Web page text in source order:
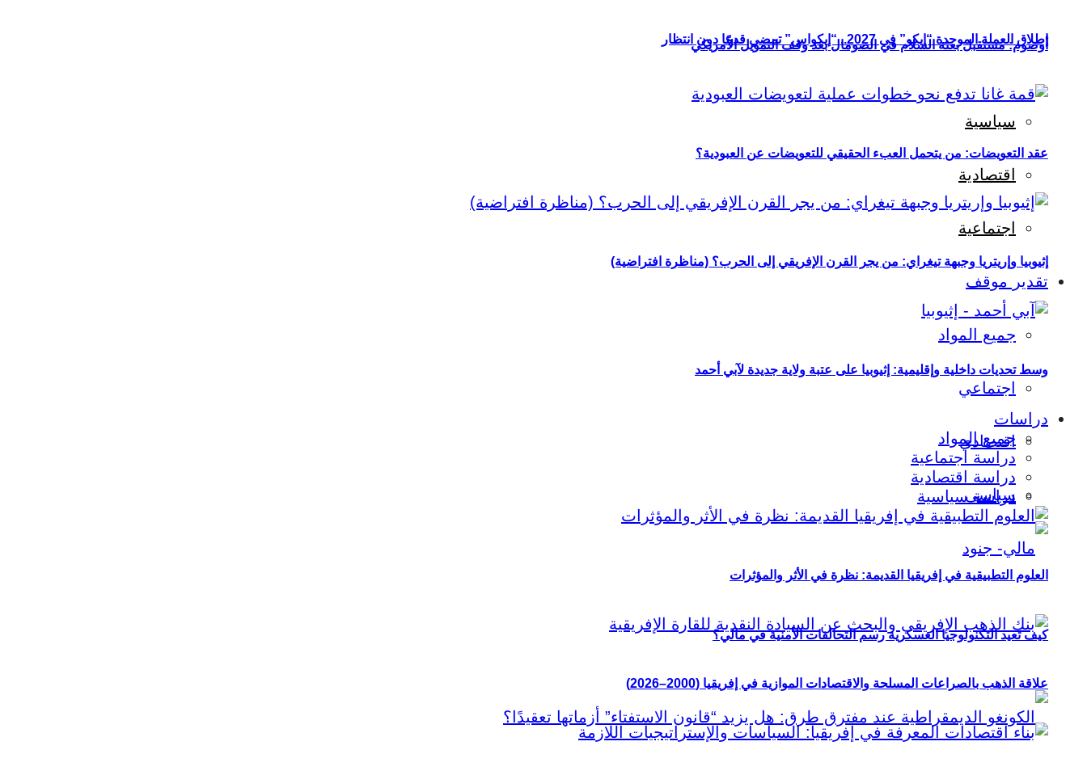
إطلاق العملة الموحدة “إيكو” في 2027.. “إيكواس” تمضي قدمًا دون انتظار
سياسية
اقتصادية
اجتماعية
تقدير موقف
جميع المواد
اجتماعي
اقتصادي
سياسي
كيف تعيد التكنولوجيا العسكرية رسم التحالفات الأمنية في مالي؟
أوصوم: مستقبل بعثة السلام في الصومال بعد وقف التمويل الأمريكي
عقد التعويضات: من يتحمل العبء الحقيقي للتعويضات عن العبودية؟
إثيوبيا وإريتريا وجبهة تيغراي: من يجر القرن الإفريقي إلى الحرب؟ (مناظرة افتراضية)
وسط تحديات داخلية وإقليمية: إثيوبيا على عتبة ولاية جديدة لآبي أحمد
دراسات
جميع المواد
دراسة اجتماعية
دراسة اقتصادية
دراسة سياسية
العلوم التطبيقية في إفريقيا القديمة: نظرة في الأثر والمؤثرات
علاقة الذهب بالصراعات المسلحة والاقتصادات الموازية في إفريقيا (2000–2026)